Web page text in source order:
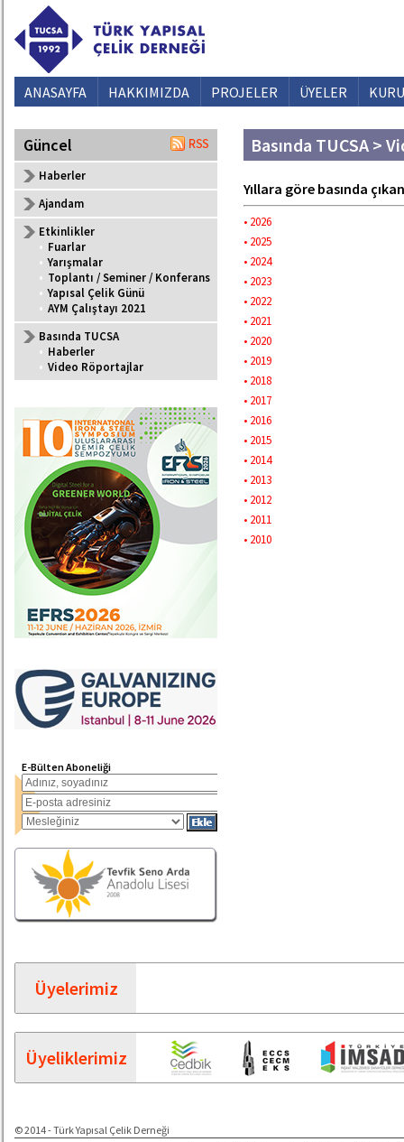
ANASAYFA HAKKIMIZDA PROJELER ÜYELER
Güncel
Haberler
Ajandam
Etkinlikler
• Fuarlar
• Yarışmalar
• Toplantı / Seminer / Konferans
• Yapısal Çelik Günü
• AYM Çalıştayı 2021
Basında TUCSA
• Haberler
• Video Röportajlar
E-Bülten Aboneliği
Basında TUCSA >
Yıllara göre basında
• 2026
• 2025
• 2024
• 2023
• 2022
• 2021
• 2020
• 2019
• 2018
• 2017
• 2016
• 2015
• 2014
• 2013
• 2012
• 2011
• 2010
Üyelerimiz
Üyeliklerimiz
© 2014 - Türk Yapısal Çelik Derneği